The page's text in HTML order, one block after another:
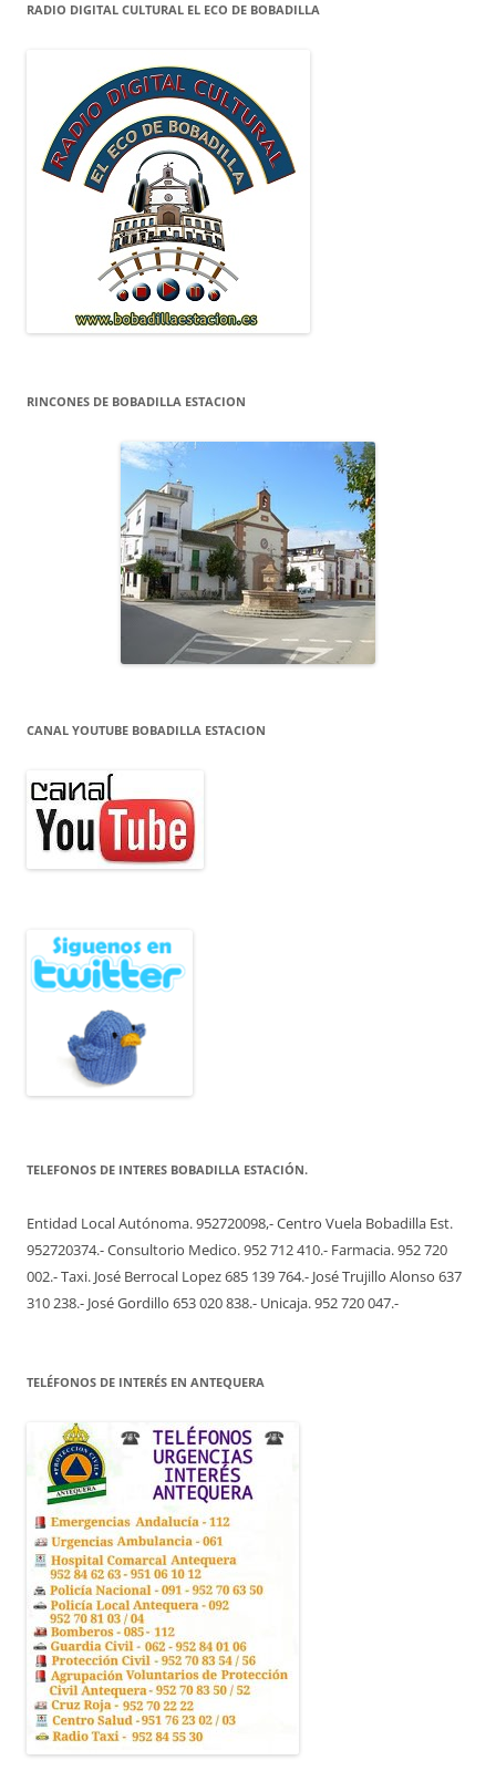
RADIO DIGITAL CULTURAL EL ECO DE BOBADILLA
RINCONES DE BOBADILLA ESTACION
CANAL YOUTUBE BOBADILLA ESTACION
TELEFONOS DE INTERES BOBADILLA ESTACIÓN.
Entidad Local Autónoma. 952720098,- Centro Vuela Bobadilla Est.
952720374.- Consultorio Medico. 952 712 410.- Farmacia. 952 720
002.- Taxi. José Berrocal Lopez 685 139 764.- José Trujillo Alonso 637
310 238.- José Gordillo 653 020 838.- Unicaja. 952 720 047.-
TELÉFONOS DE INTERÉS EN ANTEQUERA